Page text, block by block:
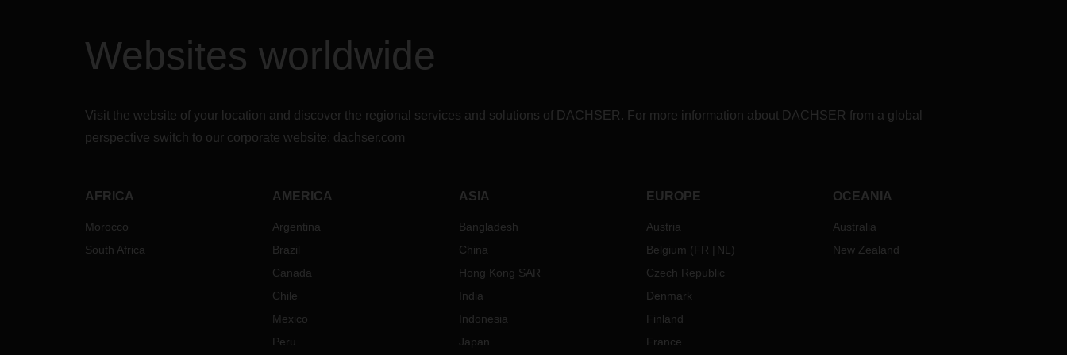
Websites worldwide
Visit the website of your location and discover the regional services and solutions of DACHSER. For more information about DACHSER from a global
perspective switch to our corporate website: dachser.com
AFRICA
Morocco
South Africa
AMERICA
Argentina
Brazil
Canada
Chile
Mexico
Peru
ASIA
Bangladesh
China
Hong Kong SAR
India
Indonesia
Japan
EUROPE
Austria
Belgium (FR NL )
Czech Republic
Denmark
Finland
France
OCEANIA
Australia
New Zealand